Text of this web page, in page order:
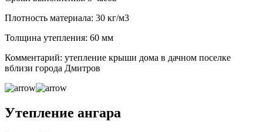
Плотность материала: 30 кг/м3
Толщина утепления: 60 мм
Комментарий: утепление крыши дома в дачном поселке
вблизи города Дмитров
Утепление ангара